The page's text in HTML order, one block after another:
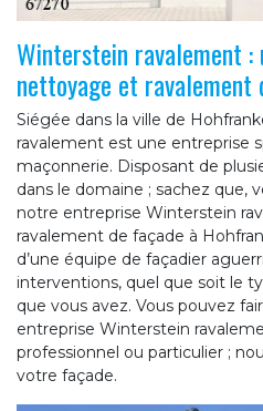
Winterstein ravalement :
nettoyage et ravalement
Siégée dans la ville de
ravalement est une entreprise
maçonnerie. Disposant de
dans le domaine ; sachez que,
notre entreprise Winterstein
ravalement de façade à
d’une équipe de façadier
interventions, quel que soit le
que vous avez. Vous pouvez
entreprise Winterstein
professionnel ou particulier ;
votre façade.